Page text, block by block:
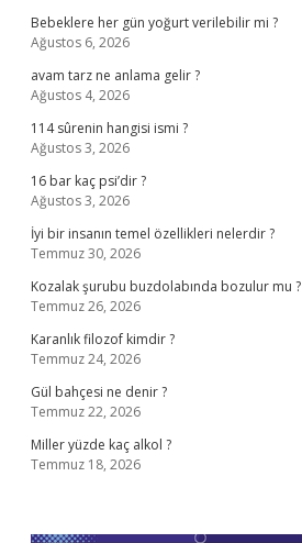
Bebeklere her gün yoğurt verilebilir mi ?
Ağustos 6, 2026
avam tarz ne anlama gelir ?
Ağustos 4, 2026
114 sûrenin hangisi ismi ?
Ağustos 3, 2026
16 bar kaç psi’dir ?
Ağustos 3, 2026
İyi bir insanın temel özellikleri nelerdir ?
Temmuz 30, 2026
Kozalak şurubu buzdolabında bozulur mu ?
Temmuz 26, 2026
Karanlık filozof kimdir ?
Temmuz 24, 2026
Gül bahçesi ne denir ?
Temmuz 22, 2026
Miller yüzde kaç alkol ?
Temmuz 18, 2026